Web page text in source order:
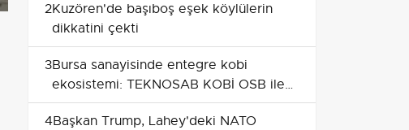
2Kuzören'de başıboş eşek köylülerin
dikkatini çekti
3Bursa sanayisinde entegre kobi
ekosistemi: TEKNOSAB KOBİ OSB ile
yeni dönem
4Başkan Trump, Lahey'deki NATO